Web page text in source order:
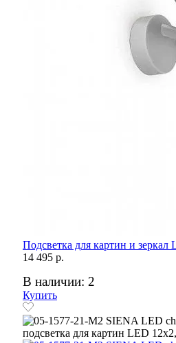
Подсветка для картин и зеркал
14 495 р.
В наличии: 2
Купить